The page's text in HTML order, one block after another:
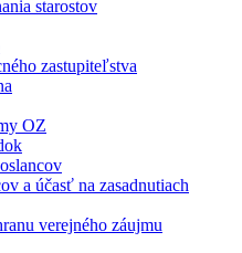
starostov
zastupiteľstva
OZ
a účasť na zasadnutiach
verejného záujmu